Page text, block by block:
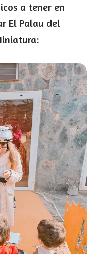
a tener en
El Palau del